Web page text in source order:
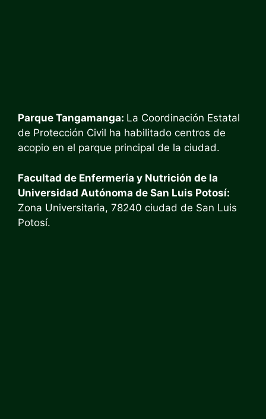
Parque Tangamanga: La Coordinación Estatal
de Protección Civil ha habilitado centros de
acopio en el parque principal de la ciudad.
Facultad de Enfermería y Nutrición de la
Universidad Autónoma de San Luis Potosí:
Zona Universitaria, 78240 ciudad de San Luis
Potosí.